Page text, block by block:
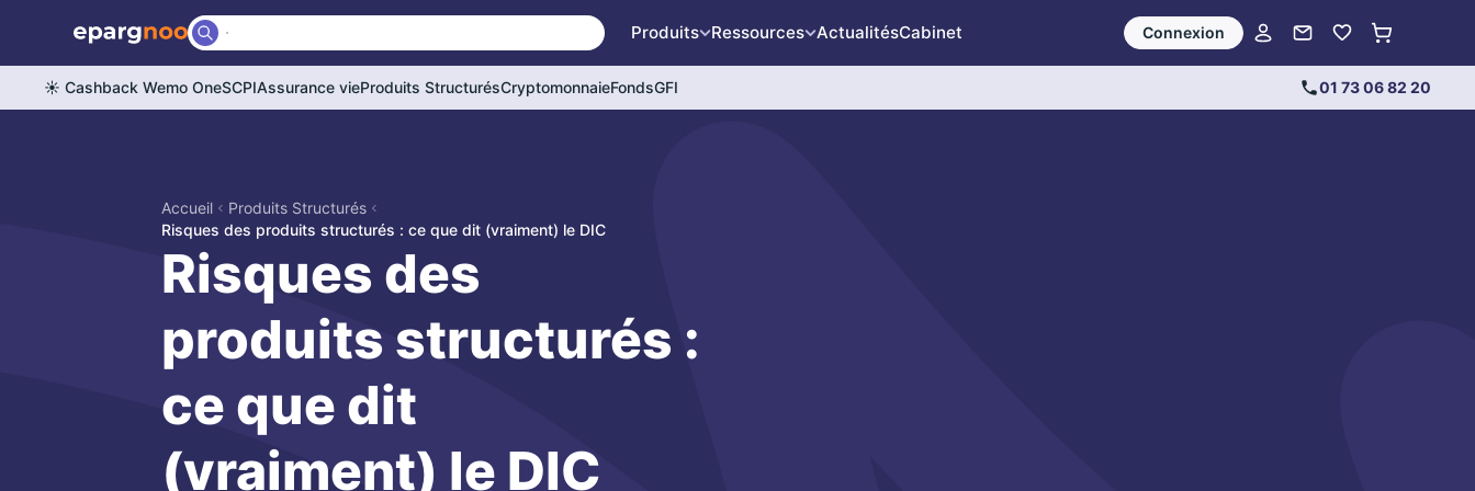
Produits Ressources ActualitésCabinet Connexion
☀️ Cashback Wemo OneSCPIAssurance vieProduits StructurésCryptomonnaieFondsGFI 01 73 06 82 20
Accueil
Produits Structurés
Risques des produits structurés : ce que dit (vraiment) le DIC
Risques des
produits structurés :
ce que dit
(vraiment) le DIC